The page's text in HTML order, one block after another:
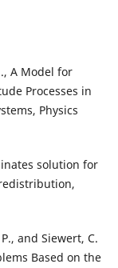
A Model for
Processes in
Physics
solution for
and Siewert, C.
Based on the